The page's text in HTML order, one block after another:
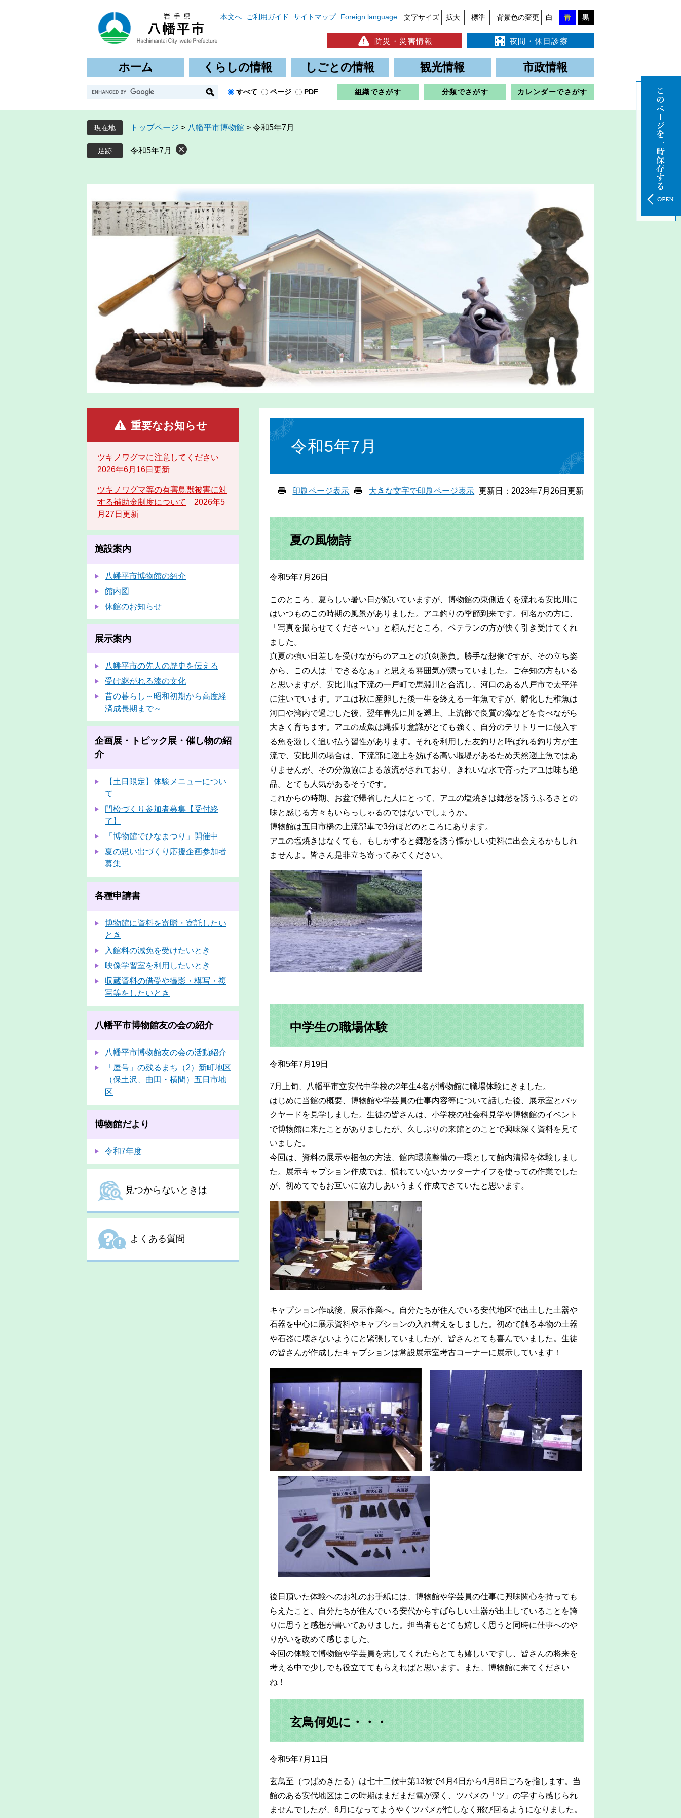
本文へ ご利用ガイド サイトマップ Foreign language 文字サイズ 拡大 標準 背景色の変更 白 青 黒
防災・災害情報 夜間・休日診療
ホーム くらしの情報 しごとの情報 観光情報 市政情報
G
o
g
l
e
カ
検
索
すべて ページ PDF 組織でさがす 分類でさがす カレンダーでさがす
現在地 トップページ > 八幡平市博物館 > 令和5年7月
令和5年7月
文
令和5年7月
印刷ページ表示 大きな文字で印刷ページ表示 更新日：2023年7月26日更新
夏の風物詩
令和5年7月26日
このところ、夏らしい暑い日が続いていますが、博物館の東側近くを流れる安比川に
はいつものこの時期の風景がありました。アユ釣りの季節到来です。何名かの方に、
「写真を撮らせてくださ～い」と頼んだところ、ベテランの方が快く引き受けてくれ
ました。
真夏の強い日差しを受けながらのアユとの真剣勝負。勝手な想像ですが、その立ち姿
から、この人は「できるなぁ」と思える雰囲気が漂っていました。ご存知の方もいる
と思いますが、安比川は下流の一戸町で馬淵川と合流し、河口のある八戸市で太平洋
に注いでいます。アユは秋に産卵した後一生を終える一年魚ですが、孵化した稚魚は
河口や湾内で過ごした後、翌年春先に川を遡上。上流部で良質の藻などを食べながら
大きく育ちます。アユの成魚は縄張り意識がとても強く、自分のテリトリーに侵入す
る魚を激しく追い払う習性があります。それを利用した友釣りと呼ばれる釣り方が主
流で、安比川の場合は、下流部に遡上を妨げる高い堰堤があるため天然遡上魚ではあ
りませんが、その分漁協による放流がされており、きれいな水で育ったアユは味も絶
品。とても人気があるそうです。
これからの時期、お盆で帰省した人にとって、アユの塩焼きは郷愁を誘うふるさとの
味と感じる方々もいらっしゃるのではないでしょうか。
博物館は五日市橋の上流部車で3分ほどのところにあります。
アユの塩焼きはなくても、もしかすると郷愁を誘う懐かしい史料に出会えるかもしれ
ませんよ。皆さん是非立ち寄ってみてください。
中学生の職場体験
令和5年7月19日
7月上旬、八幡平市立安代中学校の2年生4名が博物館に職場体験にきました。
はじめに当館の概要、博物館や学芸員の仕事内容等について話した後、展示室とバッ
クヤードを見学しました。生徒の皆さんは、小学校の社会科見学や博物館のイベント
で博物館に来たことがありましたが、久しぶりの来館とのことで興味深く資料を見て
いました。
今回は、資料の展示や梱包の方法、館内環境整備の一環として館内清掃を体験しまし
た。展示キャプション作成では、慣れていないカッターナイフを使っての作業でした
が、初めてでもお互いに協力しあいうまく作成できていたと思います。
キャプション作成後、展示作業へ。自分たちが住んでいる安代地区で出土した土器や
石器を中心に展示資料やキャプションの入れ替えをしました。初めて触る本物の土器
や石器に壊さないようにと緊張していましたが、皆さんとても喜んでいました。生徒
の皆さんが作成したキャプションは常設展示室考古コーナーに展示しています！
後日頂いた体験へのお礼のお手紙には、博物館や学芸員の仕事に興味関心を持っても
らえたこと、自分たちが住んでいる安代からすばらしい土器が出土していることを誇
りに思うと感想が書いてありました。担当者もとても嬉しく思うと同時に仕事へのや
りがいを改めて感じました。
今回の体験で博物館や学芸員を志してくれたらとても嬉しいですし、皆さんの将来を
考える中で少しでも役立ててもらえればと思います。また、博物館に来てください
ね！​
玄鳥何処に・・・
令和5年7月11日
玄鳥至（つばめきたる）は七十二候中第13候で4月4日から4月8日ごろを指します。当
館のある安代地区はこの時期はまだまだ雪が深く、ツバメの「ツ」の字すら感じられ
ませんでしたが、6月になってようやくツバメが忙しなく飛び回るようになりました。
重要なお知らせ
ツキノワグマに注意してください
2026年6月16日更新
ツキノワグマ等の有害鳥獣被害に対
する補助金制度について
2026年5
月27日更新
施設案内
八幡平市博物館の紹介
館内図
休館のお知らせ
展示案内
八幡平市の先人の歴史を伝える
受け継がれる漆の文化
昔の暮らし～昭和初期から高度経
済成長期まで～
企画展・トピック展・催し物の紹
介
【土日限定】体験メニューについ
て
門松づくり参加者募集【受付終
了】
「博物館でひなまつり」開催中
夏の思い出づくり応援企画参加者
募集
各種申請書
博物館に資料を寄贈・寄託したい
とき
入館料の減免を受けたいとき
映像学習室を利用したいとき
収蔵資料の借受や撮影・模写・複
写等をしたいとき
八幡平市博物館友の会の紹介
八幡平市博物館友の会の活動紹介
「屋号」の残るまち（2）新町地区
（保土沢、曲田・横間）五日市地
区
博物館だより
令和7年度
見つからないときは
よくある質問